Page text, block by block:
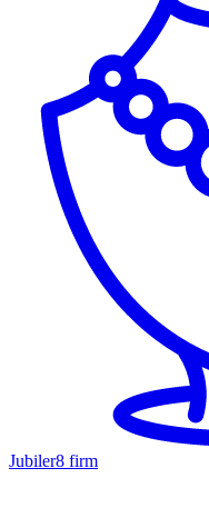
Jubiler8 firm